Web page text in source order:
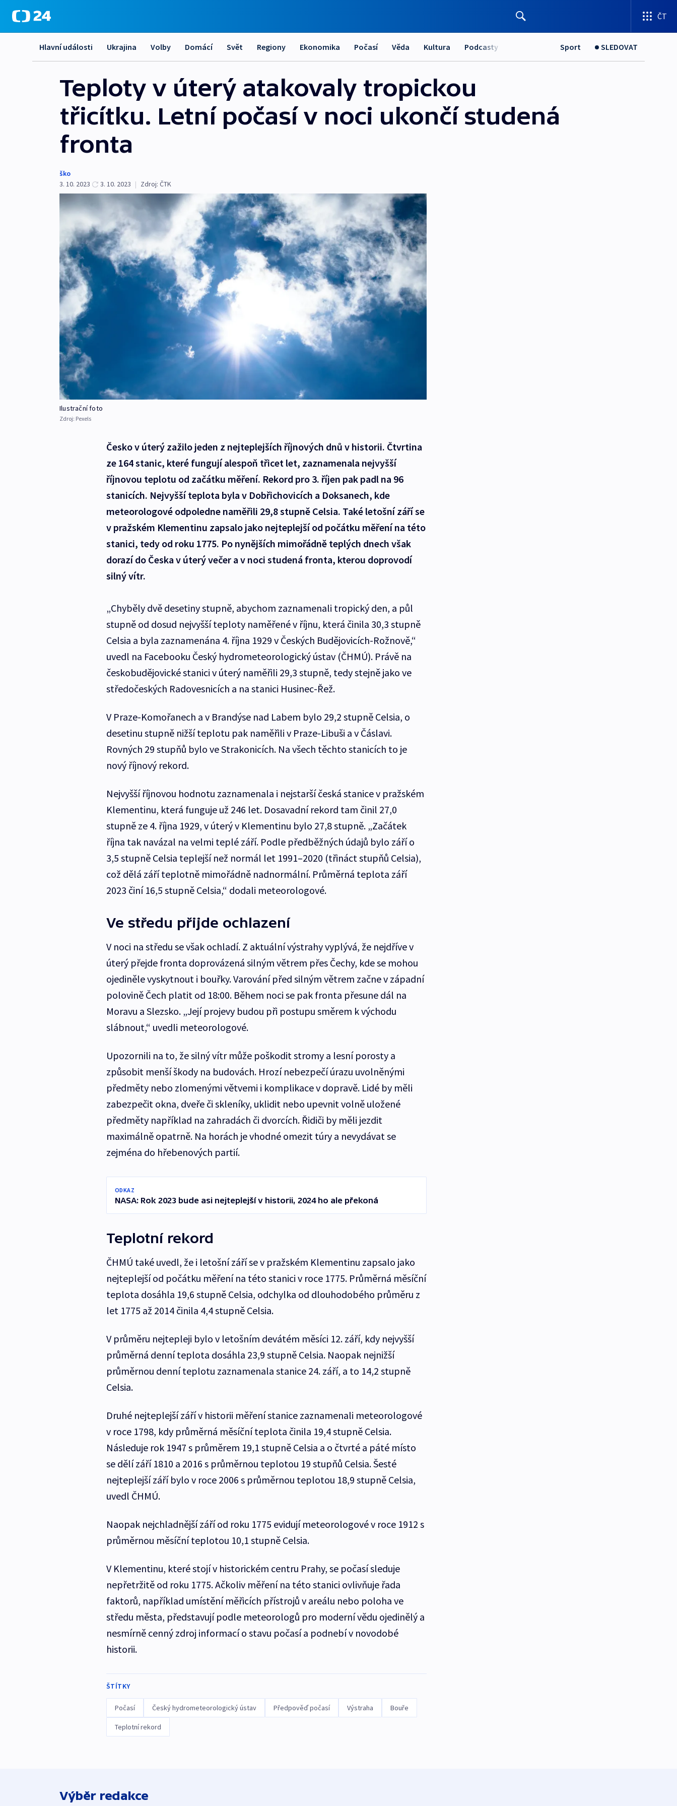
ČT
Hlavní události Ukrajina Volby Domácí Svět Regiony Ekonomika Počasí Věda Kultura Podcasty Sport SLEDOVAT
Teploty v úterý atakovaly tropickou
třicítku. Letní počasí v noci ukončí studená
fronta
ško
3. 10. 2023
3. 10. 2023 | Zdroj: ČTK
Ilustrační foto
Zdroj: Pexels
Česko v úterý zažilo jeden z nejteplejších říjnových dnů v historii. Čtvrtina
ze 164 stanic, které fungují alespoň třicet let, zaznamenala nejvyšší
říjnovou teplotu od začátku měření. Rekord pro 3. říjen pak padl na 96
stanicích. Nejvyšší teplota byla v Dobřichovicích a Doksanech, kde
meteorologové odpoledne naměřili 29,8 stupně Celsia. Také letošní září se
v pražském Klementinu zapsalo jako nejteplejší od počátku měření na této
stanici, tedy od roku 1775. Po nynějších mimořádně teplých dnech však
dorazí do Česka v úterý večer a v noci studená fronta, kterou doprovodí
silný vítr.
„Chyběly dvě desetiny stupně, abychom zaznamenali tropický den, a půl
stupně od dosud nejvyšší teploty naměřené v říjnu, která činila 30,3 stupně
Celsia a byla zaznamenána 4. října 1929 v Českých Budějovicích-Rožnově,“
uvedl na Facebooku Český hydrometeorologický ústav (ČHMÚ). Právě na
českobudějovické stanici v úterý naměřili 29,3 stupně, tedy stejně jako ve
středočeských Radovesnicích a na stanici Husinec-Řež.
V Praze-Komořanech a v Brandýse nad Labem bylo 29,2 stupně Celsia, o
desetinu stupně nižší teplotu pak naměřili v Praze-Libuši a v Čáslavi.
Rovných 29 stupňů bylo ve Strakonicích. Na všech těchto stanicích to je
nový říjnový rekord.
Nejvyšší říjnovou hodnotu zaznamenala i nejstarší česká stanice v pražském
Klementinu, která funguje už 246 let. Dosavadní rekord tam činil 27,0
stupně ze 4. října 1929, v úterý v Klementinu bylo 27,8 stupně. „Začátek
října tak navázal na velmi teplé září. Podle předběžných údajů bylo září o
3,5 stupně Celsia teplejší než normál let 1991–2020 (třináct stupňů Celsia),
což dělá září teplotně mimořádně nadnormální. Průměrná teplota září
2023 činí 16,5 stupně Celsia,“ dodali meteorologové.
Ve středu přijde ochlazení
V noci na středu se však ochladí. Z aktuální výstrahy vyplývá, že nejdříve v
úterý přejde fronta doprovázená silným větrem přes Čechy, kde se mohou
ojediněle vyskytnout i bouřky. Varování před silným větrem začne v západní
polovině Čech platit od 18:00. Během noci se pak fronta přesune dál na
Moravu a Slezsko. „Její projevy budou při postupu směrem k východu
slábnout,“ uvedli meteorologové.
Upozornili na to, že silný vítr může poškodit stromy a lesní porosty a
způsobit menší škody na budovách. Hrozí nebezpečí úrazu uvolněnými
předměty nebo zlomenými větvemi i komplikace v dopravě. Lidé by měli
zabezpečit okna, dveře či skleníky, uklidit nebo upevnit volně uložené
předměty například na zahradách či dvorcích. Řidiči by měli jezdit
maximálně opatrně. Na horách je vhodné omezit túry a nevydávat se
zejména do hřebenových partií.
ODKAZ
NASA: Rok 2023 bude asi nejteplejší v historii, 2024 ho ale překoná
Teplotní rekord
ČHMÚ také uvedl, že i letošní září se v pražském Klementinu zapsalo jako
nejteplejší od počátku měření na této stanici v roce 1775. Průměrná měsíční
teplota dosáhla 19,6 stupně Celsia, odchylka od dlouhodobého průměru z
let 1775 až 2014 činila 4,4 stupně Celsia.
V průměru nejtepleji bylo v letošním devátém měsíci 12. září, kdy nejvyšší
průměrná denní teplota dosáhla 23,9 stupně Celsia. Naopak nejnižší
průměrnou denní teplotu zaznamenala stanice 24. září, a to 14,2 stupně
Celsia.
Druhé nejteplejší září v historii měření stanice zaznamenali meteorologové
v roce 1798, kdy průměrná měsíční teplota činila 19,4 stupně Celsia.
Následuje rok 1947 s průměrem 19,1 stupně Celsia a o čtvrté a páté místo
se dělí září 1810 a 2016 s průměrnou teplotou 19 stupňů Celsia. Šesté
nejteplejší září bylo v roce 2006 s průměrnou teplotou 18,9 stupně Celsia,
uvedl ČHMÚ.
Naopak nejchladnější září od roku 1775 evidují meteorologové v roce 1912 s
průměrnou měsíční teplotou 10,1 stupně Celsia.
V Klementinu, které stojí v historickém centru Prahy, se počasí sleduje
nepřetržitě od roku 1775. Ačkoliv měření na této stanici ovlivňuje řada
faktorů, například umístění měřicích přístrojů v areálu nebo poloha ve
středu města, představují podle meteorologů pro moderní vědu ojedinělý a
nesmírně cenný zdroj informací o stavu počasí a podnebí v novodobé
historii.
ŠTÍTKY
Počasí Český hydrometeorologický ústav Předpověď počasí Výstraha Bouře
Teplotní rekord
Výběr redakce